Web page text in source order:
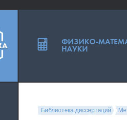
Библиотека диссертаций
ФИЗИКО-
НАУКИ